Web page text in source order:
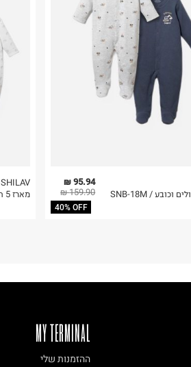
SHILAV
מארז 5 חלקים עם הדפס / NB-6M
95.94 ₪
159.90 ₪
40% OFF
MY TERMINAL
ההזמנות שלי